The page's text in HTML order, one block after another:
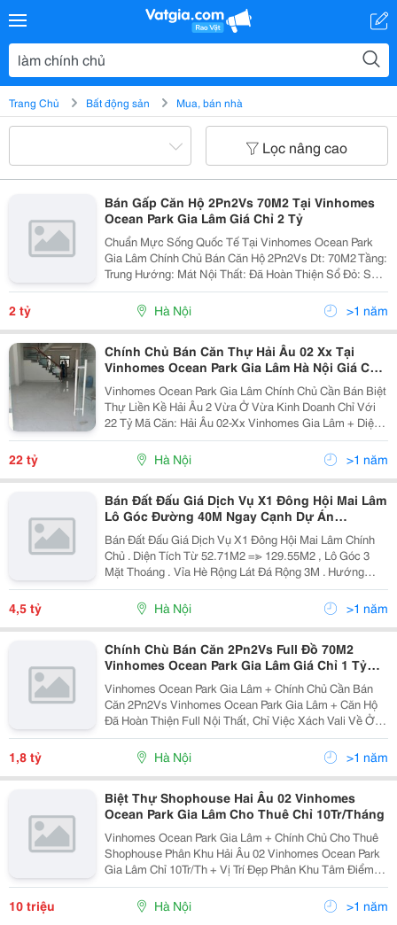
Trang Chủ Bất động sản Mua, bán nhà
Lọc nâng cao
Bán Gấp Căn Hộ 2Pn2Vs 70M2 Tại Vinhomes
Ocean Park Gia Lâm Giá Chỉ 2 Tỷ
Chuẩn Mực Sống Quốc Tế Tại Vinhomes Ocean Park
Gia Lâm Chính Chủ Bán Căn Hộ 2Pn2Vs Dt: 70M2 Tầng:
Trung Hướng: Mát Nội Thất: Đã Hoàn Thiện Sổ Đỏ: Sẵn
Sàng Giao Dịch Giá Chỉ 2Tỷ Chủ Nhà Thiện Chí Bán Tìm
Khách Hàng Thiện Chí...
2 tỷ Hà Nội >1 năm
Chính Chủ Bán Căn Thự Hải Âu 02 Xx Tại
Vinhomes Ocean Park Gia Lâm Hà Nội Giá Chỉ
22 Tỷ
Vinhomes Ocean Park Gia Lâm Chính Chủ Cần Bán Biệt
Thự Liền Kề Hải Âu 2 Vừa Ở Vừa Kinh Doanh Chỉ Với
22 Tỷ Mã Căn: Hải Âu 02-Xx Vinhomes Gia Lâm + Diện
Tích Đất: 140M2 Xây Dựng 3 Tầng, 1 Tum + Mặt Tiền:
7M, Hướng: Đông Nam + Diện Tích Xây Dựng...
22 tỷ Hà Nội >1 năm
Bán Đất Đấu Giá Dịch Vụ X1 Đông Hội Mai Lâm
Lô Góc Đường 40M Ngay Cạnh Dự Án
Vinhomes Cổ Loa
Bán Đất Đấu Giá Dịch Vụ X1 Đông Hội Mai Lâm Chính
Chủ . Diện Tích Từ 52.71M2 =≫ 129.55M2 , Lô Góc 3
Mặt Thoáng . Vỉa Hè Rộng Lát Đá Rộng 3M . Hướng
Đông Bắc , Đông Nam , Tây Bắc , Tây Nam . Mặt
Đường 40M. View Cánh Đồng . Bán Đất Đấu Giá...
4,5 tỷ Hà Nội >1 năm
Chính Chù Bán Căn 2Pn2Vs Full Đồ 70M2
Vinhomes Ocean Park Gia Lâm Giá Chỉ 1 Tỷ
850 Triệu
Vinhomes Ocean Park Gia Lâm + Chính Chủ Cần Bán
Căn 2Pn2Vs Vinhomes Ocean Park Gia Lâm + Căn Hộ
Đã Hoàn Thiện Full Nội Thất, Chỉ Việc Xách Vali Về Ở +
Nằm Tại Trung Tâm Dự Án Vinhomes Ocean Park + Với
Hàng 1000 Tiện Ích Như Bể Bơi Máy Tập Thể...
1,8 tỷ Hà Nội >1 năm
Biệt Thự Shophouse Hai Âu 02 Vinhomes
Ocean Park Gia Lâm Cho Thuê Chỉ 10Tr/Tháng
Vinhomes Ocean Park Gia Lâm + Chính Chủ Cho Thuê
Shophouse Phân Khu Hải Âu 02 Vinhomes Ocean Park
Gia Lâm Chỉ 10Tr/Th + Vị Trí Đẹp Phân Khu Tâm Điểm
Kinh Doanh Của Dự Án + Hợp Đồng Cho Thuê Dài Hạn
Ổn Định Giá Trong 3 Năm Liên Tiếp + Chấp Nhận...
10 triệu Hà Nội >1 năm